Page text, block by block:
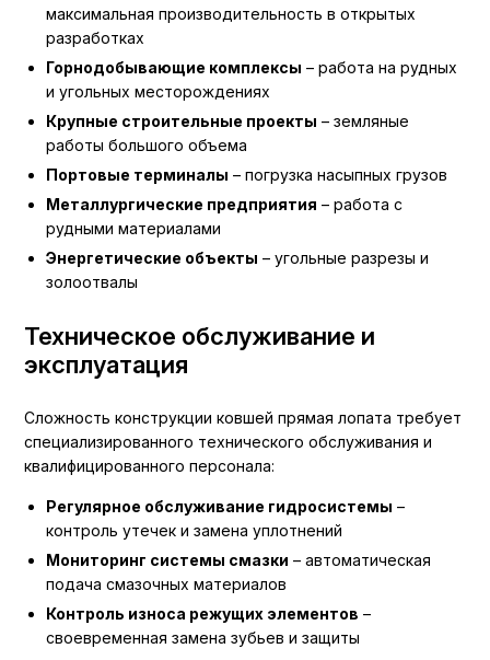
максимальная производительность в открытых
разработках
Горнодобывающие комплексы – работа на рудных
и угольных месторождениях
Крупные строительные проекты – земляные
работы большого объема
Портовые терминалы – погрузка насыпных грузов
Металлургические предприятия – работа с
рудными материалами
Энергетические объекты – угольные разрезы и
золоотвалы
Техническое обслуживание и
эксплуатация
Сложность конструкции ковшей прямая лопата требует
специализированного технического обслуживания и
квалифицированного персонала:
Регулярное обслуживание гидросистемы –
контроль утечек и замена уплотнений
Мониторинг системы смазки – автоматическая
подача смазочных материалов
Контроль износа режущих элементов –
своевременная замена зубьев и защиты